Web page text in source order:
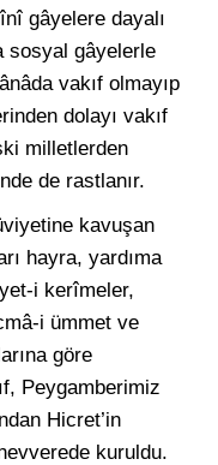
gâyelere dayalı
sosyal gâyelerle
vakıf olmayıp
dolayı vakıf
milletlerden
de rastlanır.
kavuşan
hayra, yardıma
i kerîmeler,
i ümmet ve
göre
Peygamberimiz
Hicret’in
kuruldu.